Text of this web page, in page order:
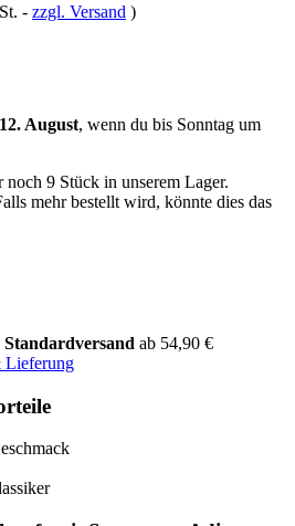
- zzgl. Versand )
August, wenn du bis Sonntag um
9 Stück in unserem Lager.
mehr bestellt wird, könnte dies das
ab 54,90 €
Lieferung